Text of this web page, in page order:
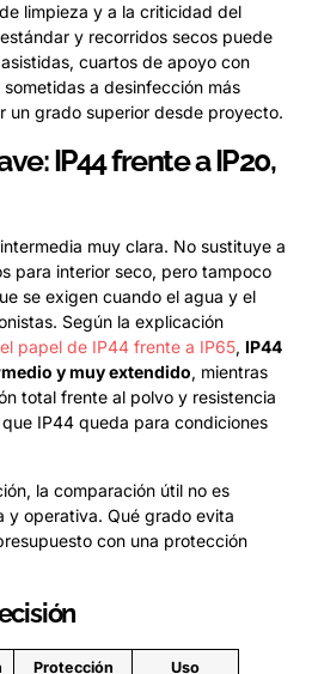
limpieza y a la criticidad del
y recorridos secos puede
cuartos de apoyo con
a desinfección más
un grado superior desde proyecto.
IP44 frente a IP20,
muy clara. No sustituye a
para interior seco, pero tampoco
se exigen cuando el agua y el
Según la explicación
papel de IP44 frente a IP65, IP44
y muy extendido, mientras
total frente al polvo y resistencia
IP44 queda para condiciones
la comparación útil no es
y operativa. Qué grado evita
con una protección
Protección Uso